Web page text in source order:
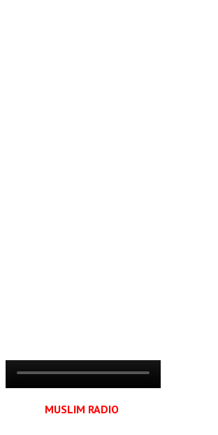
MUSLIM RADIO